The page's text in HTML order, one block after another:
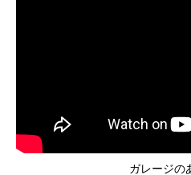
ガレージの